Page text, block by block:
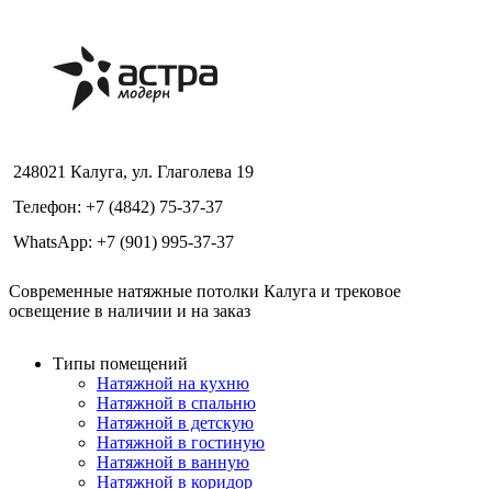
248021 Калуга, ул. Глаголева 19
Телефон: +7 (4842) 75-37-37
WhatsApp: +7 (901) 995-37-37
Современные натяжные потолки Калуга и трековое
освещение в наличии и на заказ
Типы помещений
Натяжной на кухню
Натяжной в спальню
Натяжной в детскую
Натяжной в гостиную
Натяжной в ванную
Натяжной в коридор